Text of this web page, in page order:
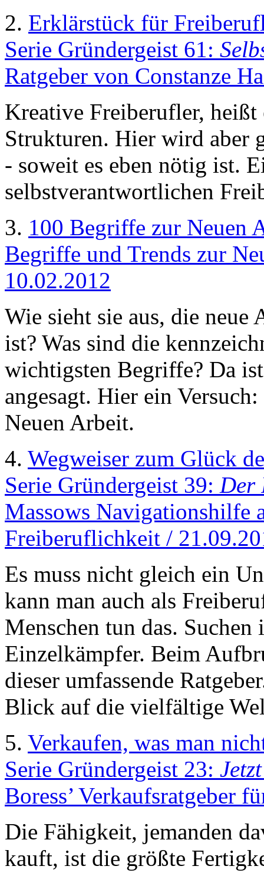
2. Erklärstück für
Serie Gründergeist 61:
Ratgeber von Constanze
Kreative Freiberufler,
Strukturen. Hier wird aber
- soweit es eben nötig ist.
selbstverantwortlichen
3. 100 Begriffe zur Neuen
Begriffe und Trends zur
10.02.2012
Wie sieht sie aus, die neue
ist? Was sind die
wichtigsten Begriffe? Da
angesagt. Hier ein
Neuen Arbeit.
4. Wegweiser zum Glück
Serie Gründergeist 39: Der
Massows Navigationshilfe
Freiberuflichkeit /
Es muss nicht gleich ein
kann man auch als
Menschen tun das.
Einzelkämpfer. Beim
dieser umfassende
Blick auf die vielfältige
5. Verkaufen, was man
Serie Gründergeist 23:
Boress’ Verkaufsratgeber
Die Fähigkeit, jemanden
kauft, ist die größte